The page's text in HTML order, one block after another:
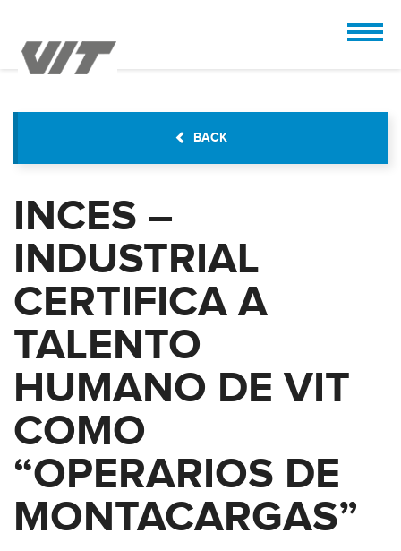
BACK
INCES –
INDUSTRIAL
CERTIFICA A
TALENTO
HUMANO DE VIT
COMO
“OPERARIOS DE
MONTACARGAS”